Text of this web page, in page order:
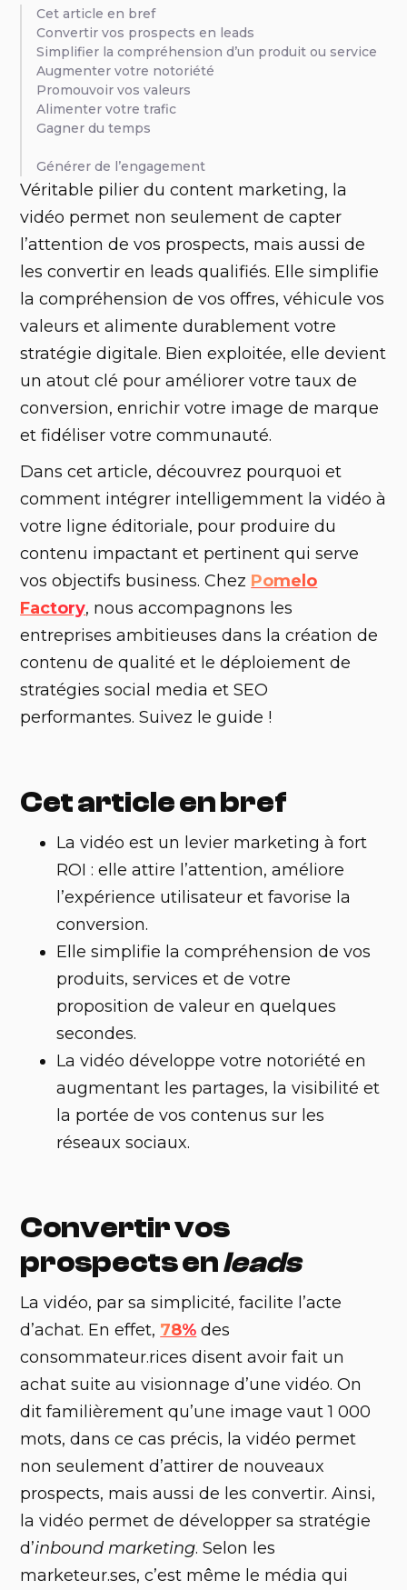
Cet article en bref
Convertir vos prospects en leads
Simplifier la compréhension d’un produit ou service
Augmenter votre notoriété
Promouvoir vos valeurs
Alimenter votre trafic
Gagner du temps
Générer de l’engagement
‍Véritable pilier du content marketing, la
vidéo permet non seulement de capter
l’attention de vos prospects, mais aussi de
les convertir en leads qualifiés. Elle simplifie
la compréhension de vos offres, véhicule vos
valeurs et alimente durablement votre
stratégie digitale. Bien exploitée, elle devient
un atout clé pour améliorer votre taux de
conversion, enrichir votre image de marque
et fidéliser votre communauté.
‍Dans cet article, découvrez pourquoi et
comment intégrer intelligemment la vidéo à
votre ligne éditoriale, pour produire du
contenu impactant et pertinent qui serve
vos objectifs business. Chez Pomelo
Factory, nous accompagnons les
entreprises ambitieuses dans la création de
contenu de qualité et le déploiement de
stratégies social media et SEO
performantes. Suivez le guide !
Cet article en bref
La vidéo est un levier marketing à fort
ROI : elle attire l’attention, améliore
l’expérience utilisateur et favorise la
conversion.
Elle simplifie la compréhension de vos
produits, services et de votre
proposition de valeur en quelques
secondes.
La vidéo développe votre notoriété en
augmentant les partages, la visibilité et
la portée de vos contenus sur les
réseaux sociaux.
Convertir vos
prospects enleads
‍La vidéo, par sa simplicité, facilite l’acte
d’achat. En effet, 78% des
consommateur.rices disent avoir fait un
achat suite au visionnage d’une vidéo. On
dit familièrement qu’une image vaut 1 000
mots, dans ce cas précis, la vidéo permet
non seulement d’attirer de nouveaux
prospects, mais aussi de les convertir. Ainsi,
la vidéo permet de développer sa stratégie
d’inbound marketing. Selon les
marketeur.ses, c’est même le média qui